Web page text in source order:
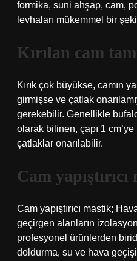
formika, suni ahşap, cam,
levhaları mükemmel bir
Kırılan cam
Kırık çok büyükse, camın
girmişse ve çatlak
gerekebilir. Genellikle
olarak bilinen, çapı 1 cm’ye
çatlaklar onarılabilir.
Cam
Cam yapıştırıcı mastik;
geçirgen alanların
profesyonel ürünlerden
doldurma, su ve hava